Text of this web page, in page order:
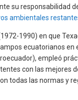
su responsabilidad
ambientales
1990) en que
ecuatorianos en
empleó
con las mejores
todas las normas y